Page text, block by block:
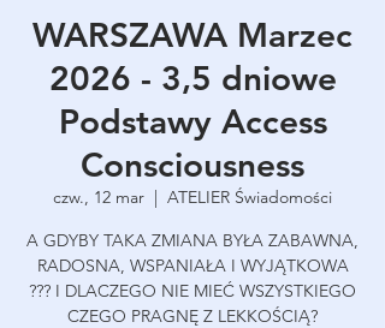
WARSZAWA Marzec
2026 - 3,5 dniowe
Podstawy Access
Consciousness
czw., 12 mar
  |
ATELIER Świadomości
A GDYBY TAKA ZMIANA BYŁA ZABAWNA,
RADOSNA, WSPANIAŁA I WYJĄTKOWA
??? I DLACZEGO NIE MIEĆ WSZYSTKIEGO
CZEGO PRAGNĘ Z LEKKOŚCIĄ?